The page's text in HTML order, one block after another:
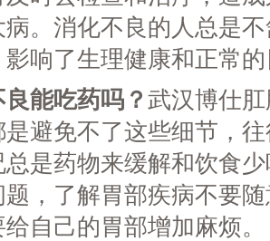
病。消化不良的人总是
影响了生理健康和正常
能吃药吗？ 武汉博仕
是避免不了这些细节，
是药物来缓解和饮食
，了解胃部疾病不要
自己的胃部增加麻烦。